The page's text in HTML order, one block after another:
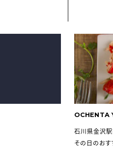
OCHENTA
石川県金沢駅
その日のおす